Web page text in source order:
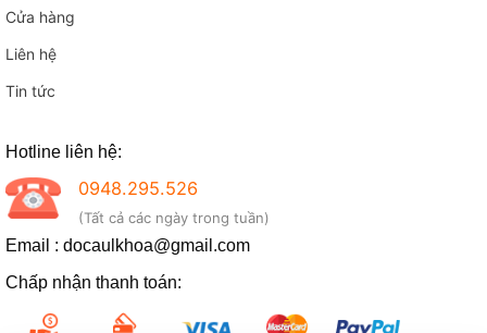
Cửa hàng
Liên hệ
Tin tức
Hotline liên hệ:
0948.295.526
(Tất cả các ngày trong tuần)
Email : docaulkhoa@gmail.com
Chấp nhận thanh toán: